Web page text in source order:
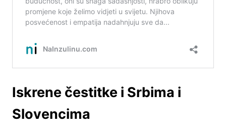
Iskrene čestitke i Srbima i
Slovencima